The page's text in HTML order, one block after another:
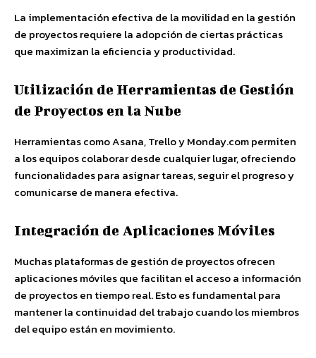
La implementación efectiva de la movilidad en la gestión
de proyectos requiere la adopción de ciertas prácticas
que maximizan la eficiencia y productividad.
Utilización de Herramientas de Gestión
de Proyectos en la Nube
Herramientas como Asana, Trello y Monday.com permiten
a los equipos colaborar desde cualquier lugar, ofreciendo
funcionalidades para asignar tareas, seguir el progreso y
comunicarse de manera efectiva.
Integración de Aplicaciones Móviles
Muchas plataformas de gestión de proyectos ofrecen
aplicaciones móviles que facilitan el acceso a información
de proyectos en tiempo real. Esto es fundamental para
mantener la continuidad del trabajo cuando los miembros
del equipo están en movimiento.